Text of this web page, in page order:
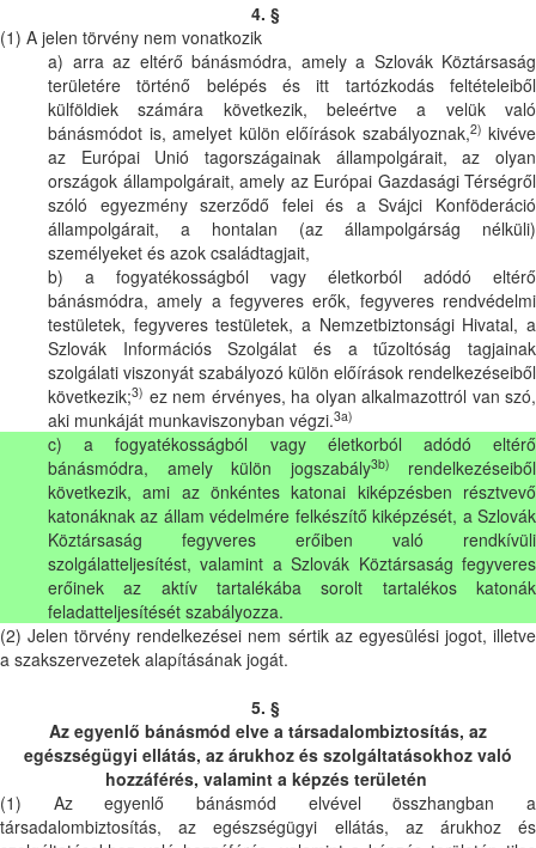
4. §
(1) A jelen törvény nem vonatkozik
a) arra az eltérő bánásmódra, amely a Szlovák Köztársaság
területére történő belépés és itt tartózkodás feltételeiből
külföldiek számára következik, beleértve a velük való
bánásmódot is, amelyet külön előírások szabályoznak,2) kivéve
az Európai Unió tagországainak állampolgárait, az olyan
országok állampolgárait, amely az Európai Gazdasági Térségről
szóló egyezmény szerződő felei és a Svájci Konföderáció
állampolgárait, a hontalan (az állampolgárság nélküli)
személyeket és azok családtagjait,
b) a fogyatékosságból vagy életkorból adódó eltérő
bánásmódra, amely a fegyveres erők, fegyveres rendvédelmi
testületek, fegyveres testületek, a Nemzetbiztonsági Hivatal, a
Szlovák Információs Szolgálat és a tűzoltóság tagjainak
szolgálati viszonyát szabályozó külön előírások rendelkezéseiből
következik;3) ez nem érvényes, ha olyan alkalmazottról van szó,
aki munkáját munkaviszonyban végzi.3a)
c) a fogyatékosságból vagy életkorból adódó eltérő
bánásmódra, amely külön jogszabály3b)
rendelkezéseiből
következik, ami az önkéntes katonai kiképzésben résztvevő
katonáknak az állam védelmére felkészítő kiképzését, a Szlovák
Köztársaság fegyveres erőiben való rendkívüli
szolgálatteljesítést, valamint a Szlovák Köztársaság fegyveres
erőinek az aktív tartalékába sorolt tartalékos katonák
feladatteljesítését szabályozza.
(2) Jelen törvény rendelkezései nem sértik az egyesülési jogot, illetve
a szakszervezetek alapításának jogát.
5. §
Az egyenlő bánásmód elve a társadalombiztosítás, az
egészségügyi ellátás, az árukhoz és szolgáltatásokhoz való
hozzáférés, valamint a képzés területén
(1) Az egyenlő bánásmód elvével összhangban a
társadalombiztosítás, az egészségügyi ellátás, az árukhoz és